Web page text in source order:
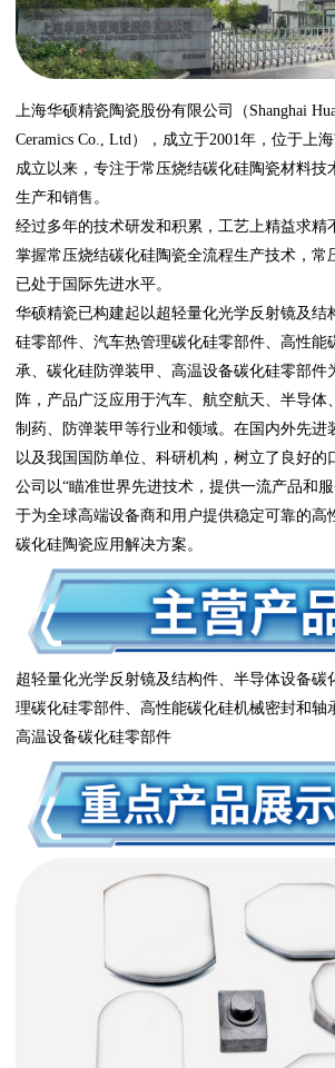
上海华硕精瓷陶瓷股份有限公司（Shanghai
Ceramics Co., Ltd），成立于2001年，位于上
成立以来，专注于常压烧结碳化硅陶瓷材料技
生产和销售。
经过多年的技术研发和积累，工艺上精益求精
掌握常压烧结碳化硅陶瓷全流程生产技术，常
已处于国际先进水平。
华硕精瓷已构建起以超轻量化光学反射镜及结
硅零部件、汽车热管理碳化硅零部件、高性能
承、碳化硅防弹装甲、高温设备碳化硅零部件
阵，产品广泛应用于汽车、航空航天、半导体
制药、防弹装甲等行业和领域。在国内外先进
以及我国国防单位、科研机构，树立了良好的
公司以“瞄准世界先进技术，提供一流产品和
于为全球高端设备商和用户提供稳定可靠的高
碳化硅陶瓷应用解决方案。
超轻量化光学反射镜及结构件、半导体设备碳
理碳化硅零部件、高性能碳化硅机械密封和轴
高温设备碳化硅零部件